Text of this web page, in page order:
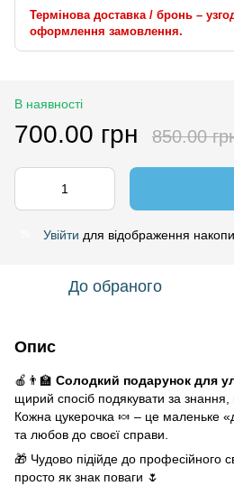
Термінова доставка / бронь –
оформлення замовлення.
В наявності
700.00 грн 850.00
Увійти для відображення
До обраного
Опис
🍎👨‍🏫 Солодкий подарунок для
щирий спосіб подякувати за знання,
Кожна цукерочка 🍬 – це маленьке
та любов до своєї справи.
🎁 Чудово підійде до професійного
просто як знак поваги 🌷